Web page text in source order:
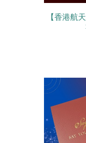
【香港航